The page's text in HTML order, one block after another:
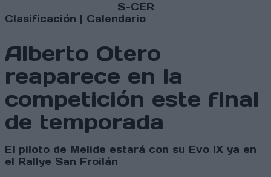
S-CER
Clasificación | Calendario
Alberto Otero
reaparece en la
competición este final
de temporada
El piloto de Melide estará con su Evo IX ya en
el Rallye San Froilán